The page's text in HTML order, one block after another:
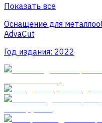
Показать все
Оснащение для
AdvaCut
Год издания: 2022